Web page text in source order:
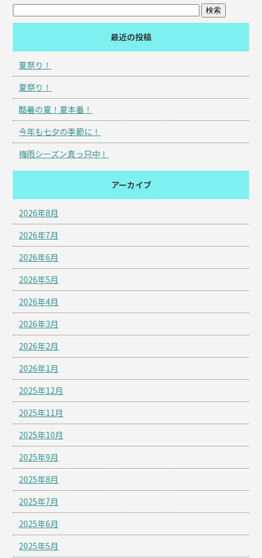
最近の投稿
夏祭り！
夏祭り！
酷暑の夏！夏本番！
今年も七夕の季節に！
梅雨シーズン真っ只中！
アーカイブ
2026年8月
2026年7月
2026年6月
2026年5月
2026年4月
2026年3月
2026年2月
2026年1月
2025年12月
2025年11月
2025年10月
2025年9月
2025年8月
2025年7月
2025年6月
2025年5月